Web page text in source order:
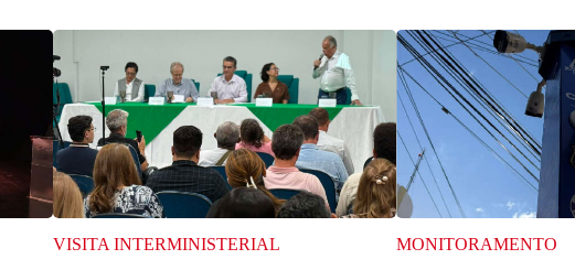
VISITA INTERMINISTERIAL MONITORAMENTO